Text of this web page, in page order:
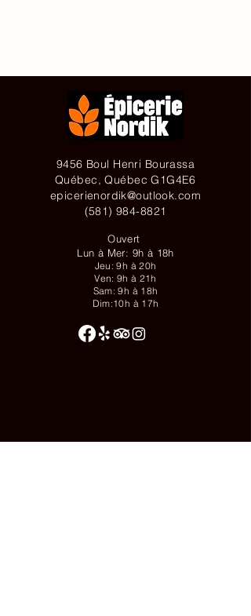
9456 Boul Henri Bourassa
Québec, Québec G1G4E6
epicerienordik@outlook.com
(581) 984-8821
Ouvert
Lun à Mer: 9h à 18h
Jeu: 9h à 20h
Ven: 9h à 21h
Sam: 9h à 18h
Dim:10h à 17h